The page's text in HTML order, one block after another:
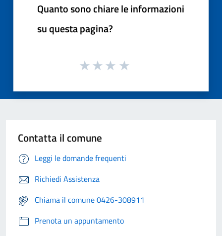
Quanto sono chiare le informazioni
su questa pagina?
Contatta il comune
Leggi le domande frequenti
Richiedi Assistenza
Chiama il comune 0426-308911
Prenota un appuntamento